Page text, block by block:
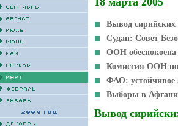
Вывод сирийских
Судан: Совет
ООН
Комиссия ООН по
ФАО: устойчивое
Выборы в
Вывод